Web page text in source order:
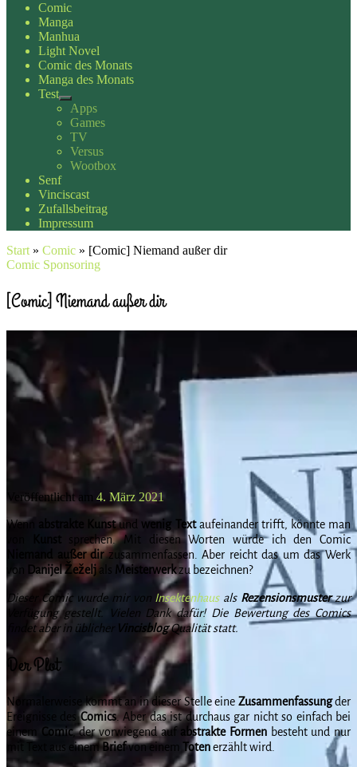
Comic
Manga
Manhua
Light Novel
Comic des Monats
Manga des Monats
Test
Apps
Games
TV
Versus
Wootbox
Senf
Vinciscast
Zufallsbeitrag
Impressum
Start » Comic » [Comic] Niemand außer dir
Comic Sponsoring
[Comic] Niemand außer dir
Veröffentlicht am 4. März 2021
Wenn abstrakte Kunstund wenig Textaufeinander trifft, könnte man
sprechen. Mit diesen Worten würde ich den Comic
Niemand außer dirzusammenfassen. Aber reicht das um das Werk
von
DanijelŽeželjals Meisterwerkzu bezeichnen?
Dieser Comic wurde mir von Insektenhausals Rezensionsmusterzur
Verfügung gestellt. Vielen Dank dafür! Die Bewertung des Comics
findet aber in üblicher VincisblogQualität statt.
Der Plot
Normalerweise kommt an in dieser Stelle eine Zusammenfassungder
Ereignisse desComics. Aber das ist durchaus gar nicht so einfach bei
einem Comic, der vorwiegend auf abstrakte Formen besteht und nur
mit Text aus einemBriefvon einem Totenerzählt wird.